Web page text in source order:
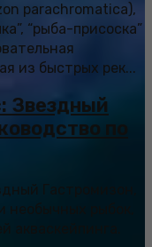
parachromatica),
“рыба-присоска”
из быстрых рек...
Звездный
по
Гастромизон,
рыбок,